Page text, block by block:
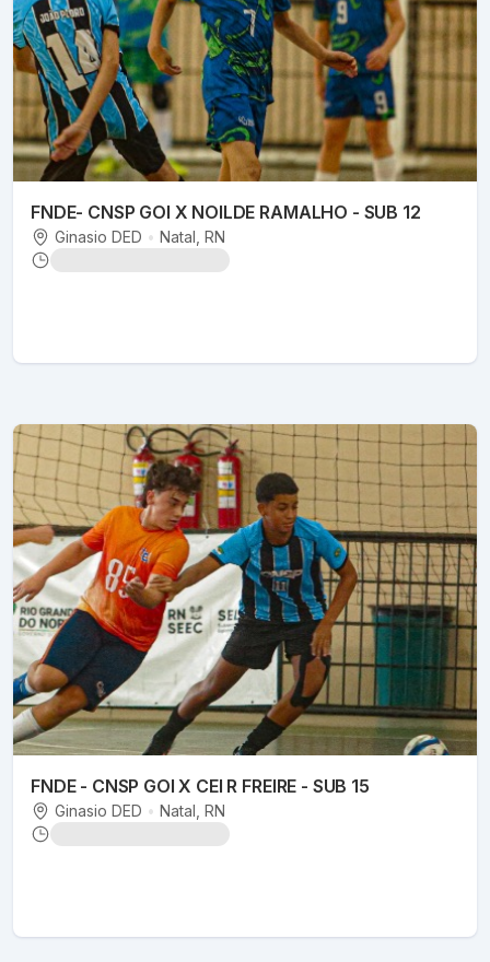
FNDE- CNSP GOI X NOILDE RAMALHO - SUB 12
Ginasio DED • Natal , RN
FNDE - CNSP GOI X CEI R FREIRE - SUB 15
Ginasio DED • Natal , RN